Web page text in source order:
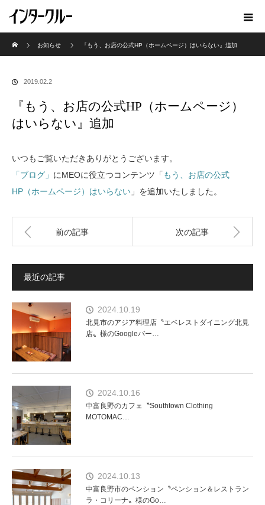
お知らせ
『もう、お店の公式HP（ホームページ）はいらない』追加
2019.02.2
『もう、お店の公式HP（ホームページ）
はいらない』追加
いつもご覧いただきありがとうございます。
「ブログ」 にMEOに役立つコンテンツ「 もう、お店の公式
HP（ホームページ）はいらない 」を追加いたしました。
前の記事 次の記事
最近の記事
2024.10.19
北見市のアジア料理店〝エベレストダイニング北見
店〟様のGoogleバー…
2024.10.16
中富良野のカフェ〝Southtown Clothing
MOTOMAC…
2024.10.13
中富良野市のペンション〝ペンション＆レストラン
ラ・コリーナ〟様のGo…